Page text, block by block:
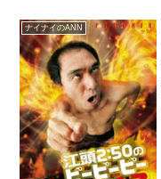
ナイナイのANN